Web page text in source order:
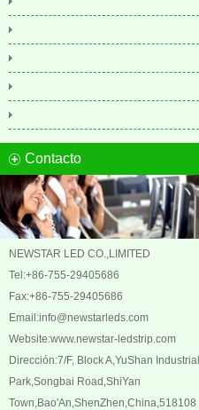
Contacto
NEWSTAR LED CO.,LIMITED
Tel:+86-755-29405686
Fax:+86-755-29405686
Email:info@newstarleds.com
Website:www.newstar-ledstrip.com
Dirección:7/F, Block A,YuShan Industrial
Park,Songbai Road,ShiYan
Town,Bao'An,ShenZhen,China,518108